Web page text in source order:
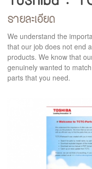
รายละเอียด
We understand the
that our job does not end
products. We know that
genuinely wanted to
parts that you need.